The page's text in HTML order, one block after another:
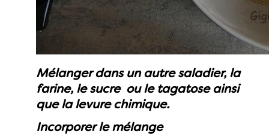
Mélanger dans un autre saladier, la
farine, le sucre ou le tagatose ainsi
que la levure chimique.
Incorporer le mélange